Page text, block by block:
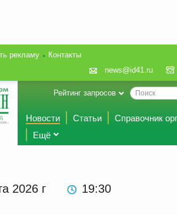
рекламу
Контакты
news@id41.ru
Рейтинг запросов
Новости Статьи
Справочник
Ещё
2026 г 19:30